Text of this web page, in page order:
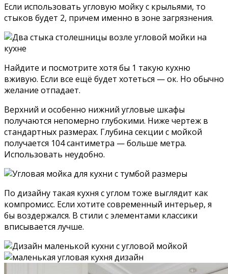
Если использовать угловую мойку с крыльями, то
стыков будет 2, причем именно в зоне загрязнения.
Найдите и посмотрите хотя бы 1 такую кухню
вживую. Если все ещё будет хотеться — ок. Но обычно
желание отпадает.
Верхний и особенно нижний угловые шкафы
получаются непомерно глубокими. Ниже чертеж в
стандартных размерах. Глубина секции с мойкой
получается 104 сантиметра — больше метра.
Использовать неудобно.
По дизайну такая кухня с углом тоже выглядит как
компромисс. Если хотите современный интерьер, я
бы воздержался. В стили с элементами классики
вписывается лучше.